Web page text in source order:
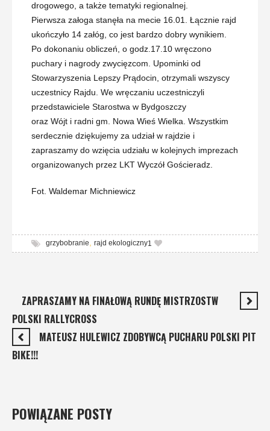
drogowego, a także tematyki regionalnej.
Pierwsza załoga stanęła na mecie 16.01. Łącznie rajd
ukończyło 14 załóg, co jest bardzo dobry wynikiem.
Po dokonaniu obliczeń, o godz.17.10 wręczono
puchary i nagrody zwycięzcom. Upominki od
Stowarzyszenia Lepszy Prądocin, otrzymali wszyscy
uczestnicy Rajdu. We wręczaniu uczestniczyli
przedstawiciele Starostwa w Bydgoszczy
oraz Wójt i radni gm. Nowa Wieś Wielka. Wszystkim
serdecznie dziękujemy za udział w rajdzie i
zapraszamy do wzięcia udziału w kolejnych imprezach
organizowanych przez LKT Wyczół Gościeradz.
Fot. Waldemar Michniewicz
1
grzybobranie, rajd ekologiczny
ZAPRASZAMY NA FINAŁOWĄ RUNDĘ MISTRZOSTW
POLSKI RALLYCROSS
MATEUSZ HULEWICZ ZDOBYWCĄ PUCHARU POLSKI PIT
BIKE!!!
POWIĄZANE POSTY